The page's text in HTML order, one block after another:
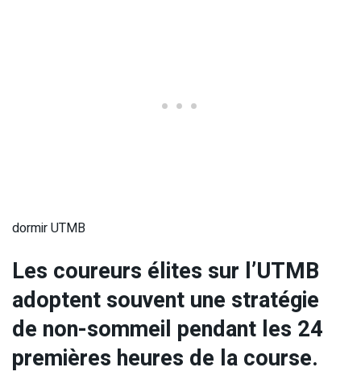
dormir UTMB
Les coureurs élites sur l’UTMB
adoptent souvent une stratégie
de non-sommeil pendant les 24
premières heures de la course.